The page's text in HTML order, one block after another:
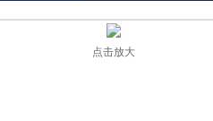
点击放大